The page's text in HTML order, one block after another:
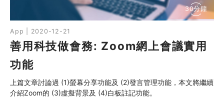
SHO專題
關於我們
媒體報導
App | 2020-12-21
30分鐘
善用科技做會務: Zoom網上會議實用
功能
上篇文章討論過 (1)螢幕分享功能及 (2)發言管理功能，本文將繼續
介紹Zoom的 (3)虛擬背景及 (4)白板註記功能。